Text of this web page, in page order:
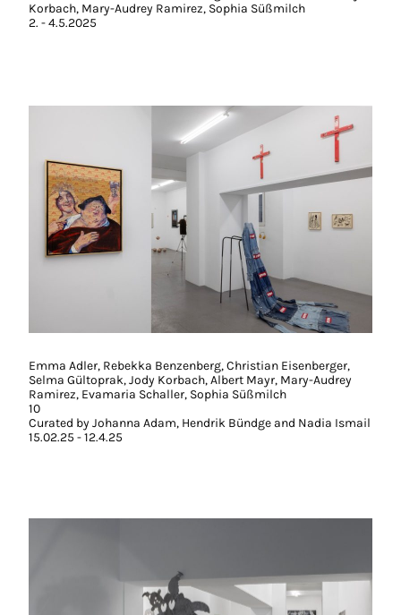
Korbach, Mary-Audrey Ramirez, Sophia Süßmilch
2. - 4.5.2025
Emma Adler, Rebekka Benzenberg, Christian Eisenberger,
Selma Gültoprak, Jody Korbach, Albert Mayr, Mary-Audrey
Ramirez, Evamaria Schaller, Sophia Süßmilch
10
Curated by Johanna Adam, Hendrik Bündge and Nadia Ismail
15.02.25 - 12.4.25